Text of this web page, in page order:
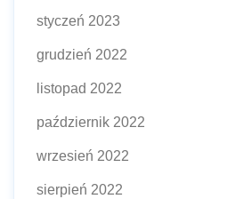
styczeń 2023
grudzień 2022
listopad 2022
październik 2022
wrzesień 2022
sierpień 2022